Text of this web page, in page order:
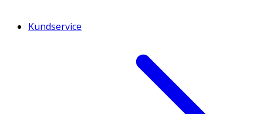
Kundservice